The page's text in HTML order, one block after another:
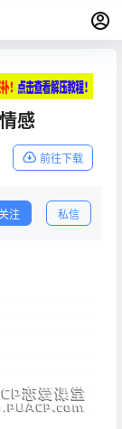
感
前往下载
注 私信